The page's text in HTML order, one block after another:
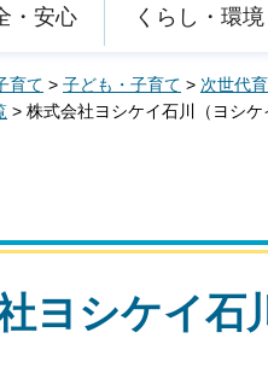
・安心 くらし・環境
育て > 子ども・子育て > 次世代
> 株式会社ヨシケイ石川（ヨシケ
ヨシケイ石